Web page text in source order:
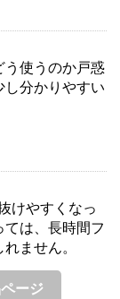
う使うのか戸惑
分かりやすい
けやすくなっ
は、長時間フ
ません。
ージ